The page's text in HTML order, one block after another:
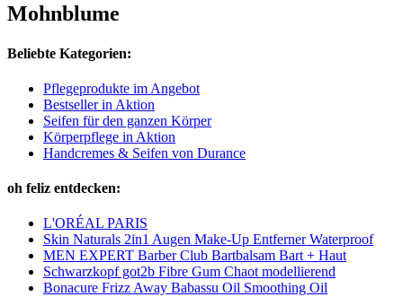
Mohnblume
Beliebte Kategorien:
Pflegeprodukte im Angebot
Bestseller in Aktion
Seifen für den ganzen Körper
Körperpflege in Aktion
Handcremes & Seifen von Durance
oh feliz entdecken:
L'ORÉAL PARIS
Skin Naturals 2in1 Augen Make-Up Entferner Waterproof
MEN EXPERT Barber Club Bartbalsam Bart + Haut
Schwarzkopf got2b Fibre Gum Chaot modellierend
Bonacure Frizz Away Babassu Oil Smoothing Oil